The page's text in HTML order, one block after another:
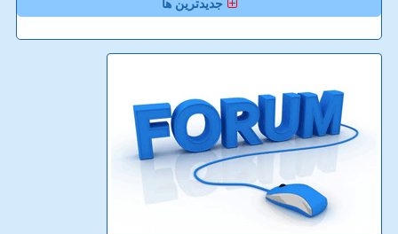
جدیدترین ها